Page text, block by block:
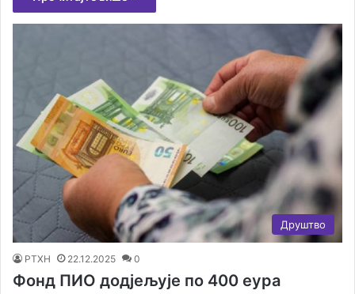
Друштво
РТХН 22.12.2025 0
Фонд ПИО додјељује по 400 еура